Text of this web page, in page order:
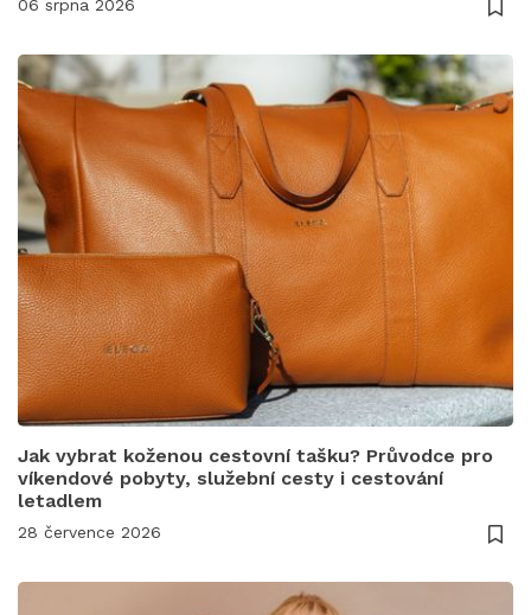
06 srpna 2026
Jak vybrat koženou cestovní tašku? Průvodce pro
víkendové pobyty, služební cesty i cestování
letadlem
28 července 2026